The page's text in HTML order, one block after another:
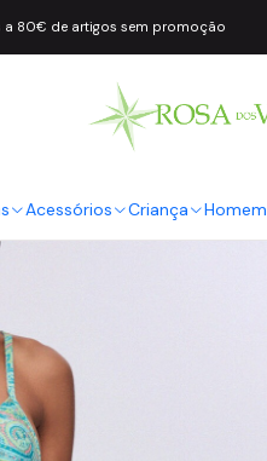
Acessórios Criança Homem
a 80€ de artigos sem promoção